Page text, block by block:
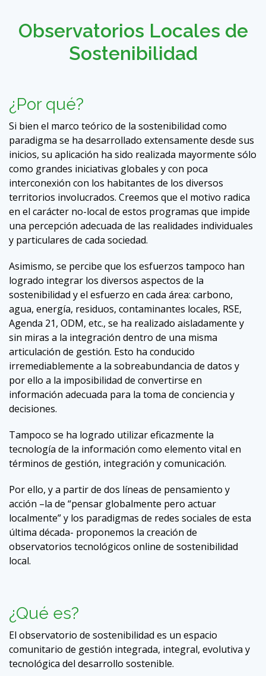
Observatorios Locales de
Sostenibilidad
¿Por qué?
Si bien el marco teórico de la sostenibilidad como
paradigma se ha desarrollado extensamente desde sus
inicios, su aplicación ha sido realizada mayormente sólo
como grandes iniciativas globales y con poca
interconexión con los habitantes de los diversos
territorios involucrados. Creemos que el motivo radica
en el carácter no-local de estos programas que impide
una percepción adecuada de las realidades individuales
y particulares de cada sociedad.
Asimismo, se percibe que los esfuerzos tampoco han
logrado integrar los diversos aspectos de la
sostenibilidad y el esfuerzo en cada área: carbono,
agua, energía, residuos, contaminantes locales, RSE,
Agenda 21, ODM, etc., se ha realizado aisladamente y
sin miras a la integración dentro de una misma
articulación de gestión. Esto ha conducido
irremediablemente a la sobreabundancia de datos y
por ello a la imposibilidad de convertirse en
información adecuada para la toma de conciencia y
decisiones.
Tampoco se ha logrado utilizar eficazmente la
tecnología de la información como elemento vital en
términos de gestión, integración y comunicación.
Por ello, y a partir de dos líneas de pensamiento y
acción –la de “pensar globalmente pero actuar
localmente” y los paradigmas de redes sociales de esta
última década- proponemos la creación de
observatorios tecnológicos online de sostenibilidad
local.
¿Qué es?
El observatorio de sostenibilidad es un espacio
comunitario de gestión integrada, integral, evolutiva y
tecnológica del desarrollo sostenible.